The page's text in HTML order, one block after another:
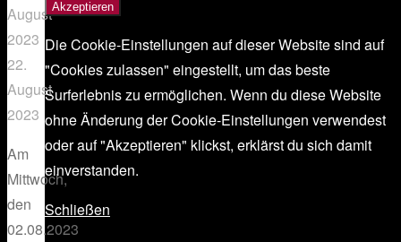
August
2023
22.
August
2023
Am
Mittwoch,
den
02.08.2023
Akzeptieren
Die Cookie-Einstellungen auf dieser Website sind auf
"Cookies zulassen" eingestellt, um das beste
Surferlebnis zu ermöglichen. Wenn du diese Website
ohne Änderung der Cookie-Einstellungen verwendest
oder auf "Akzeptieren" klickst, erklärst du sich damit
einverstanden.
Schließen